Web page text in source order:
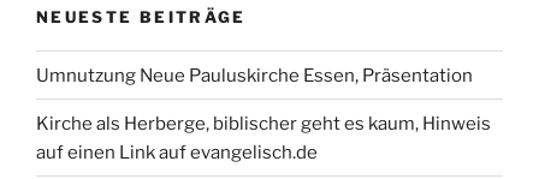
NEUESTE BEITRÄGE
Umnutzung Neue Pauluskirche Essen, Präsentation
Kirche als Herberge, biblischer geht es kaum, Hinweis
auf einen Link auf evangelisch.de